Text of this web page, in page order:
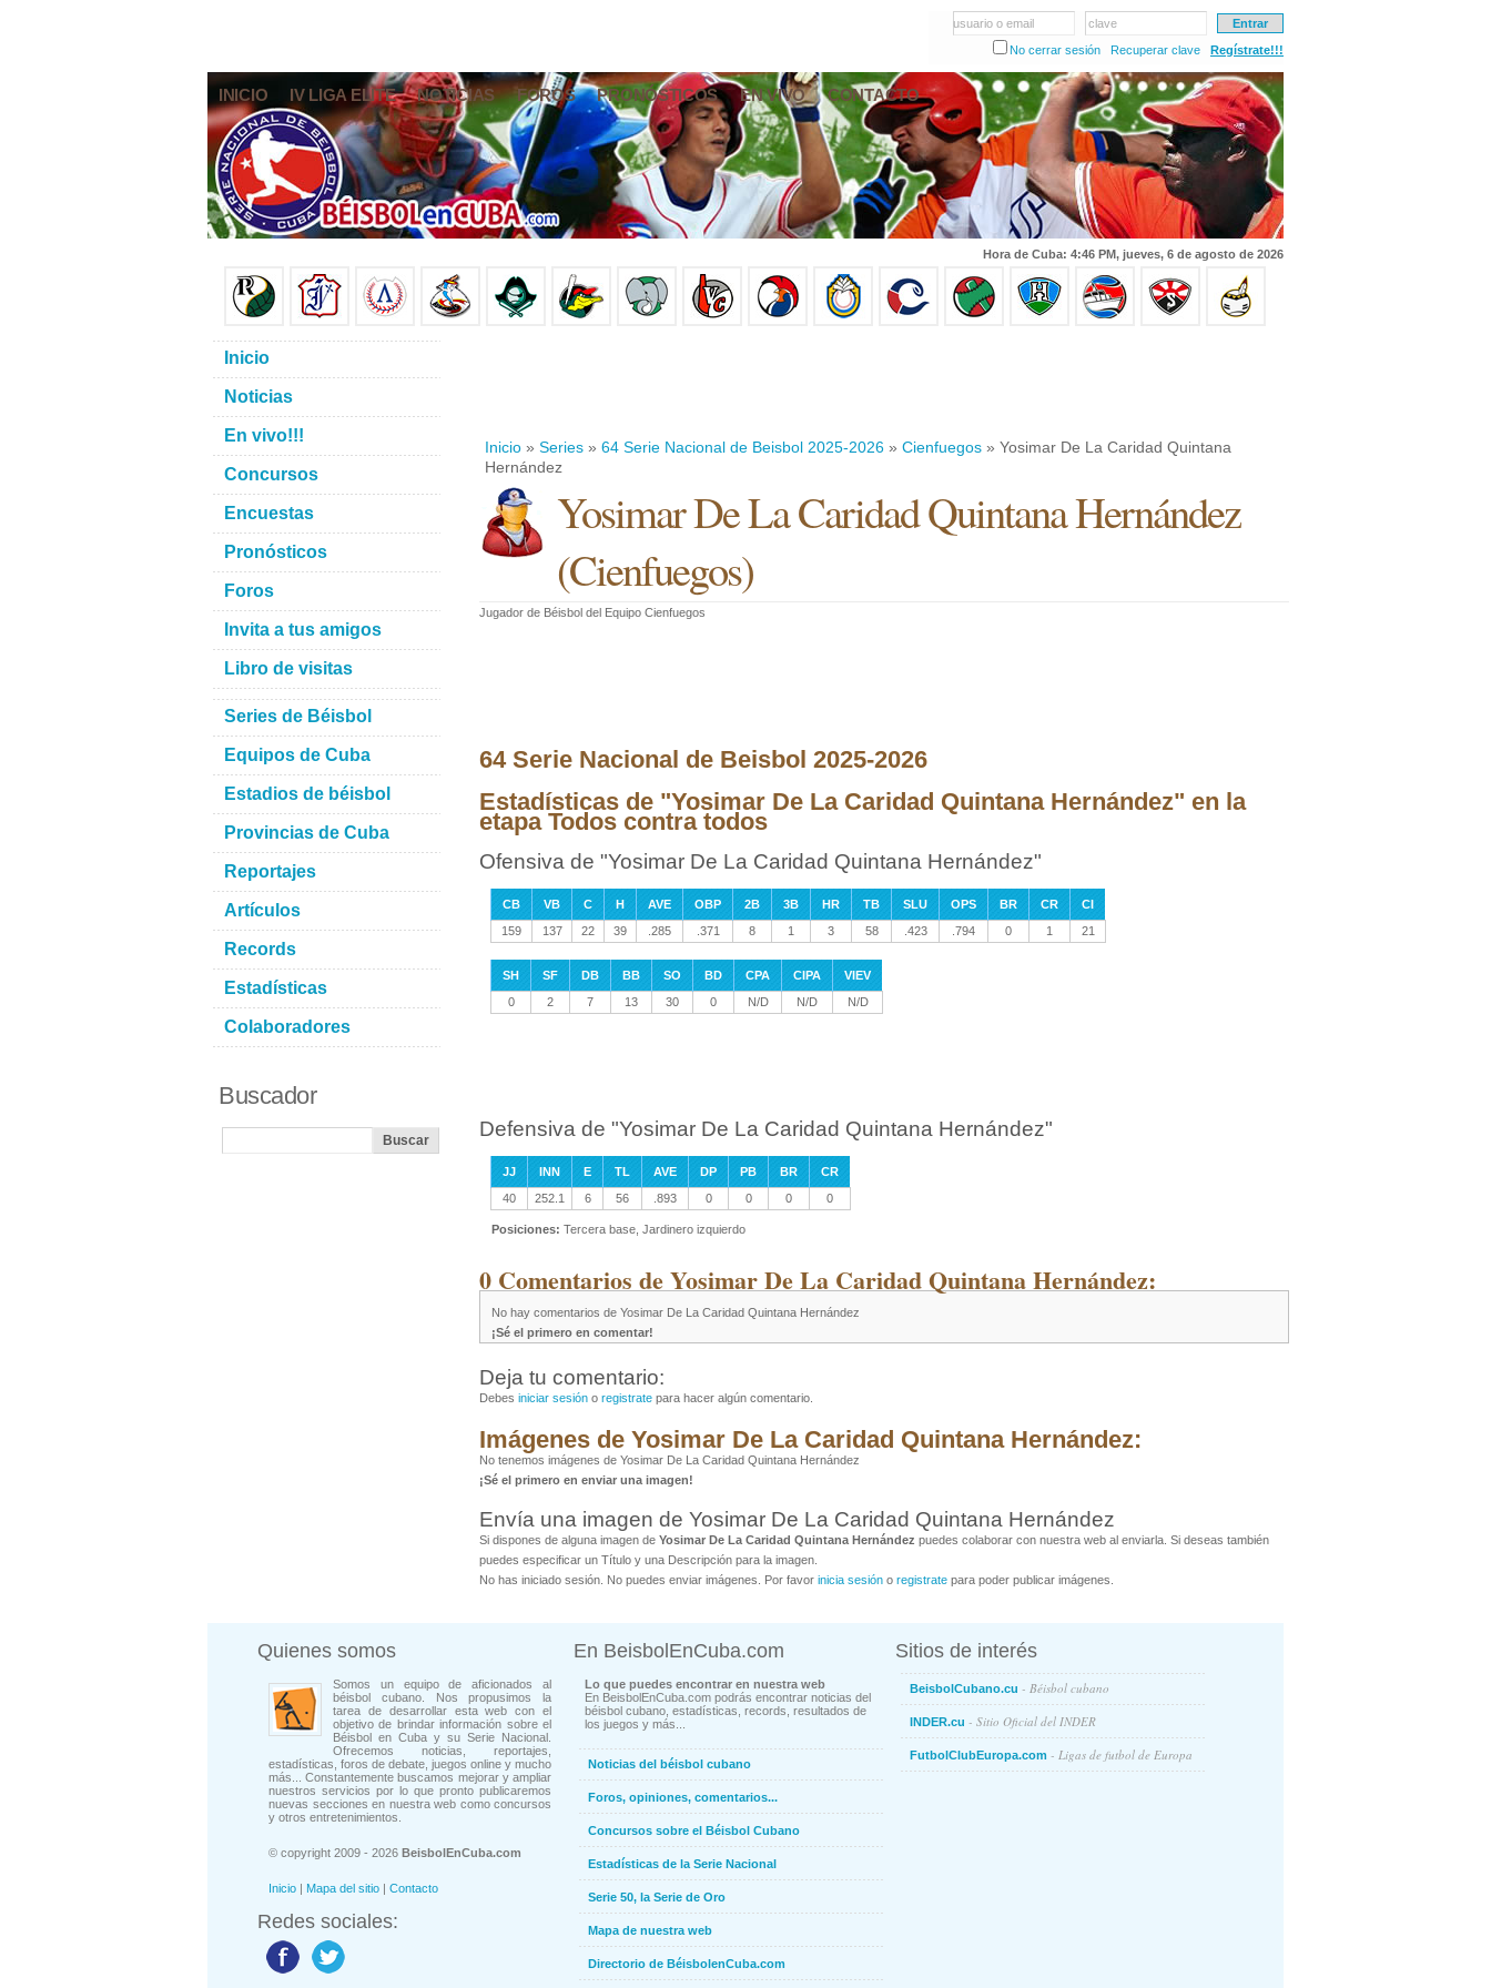
usuario o email
clave
No cerrar sesión
Recuperar clave Regístrate!!!
INICIO IV LIGA ELITE NOTICIAS FOROS PRONÓSTICOS EN VIVO CONTACTO
Hora de Cuba: 4:46 PM, jueves, 6 de agosto de 2026
Inicio » Series » 64 Serie Nacional de Beisbol 2025-2026 » Cienfuegos » Yosimar De La Caridad Quintana
Hernández
Yosimar De La Caridad Quintana Hernández
(Cienfuegos)
Jugador de Béisbol del Equipo Cienfuegos
64 Serie Nacional de Beisbol 2025-2026
Estadísticas de "Yosimar De La Caridad Quintana Hernández" en la
etapa Todos contra todos
Ofensiva de "Yosimar De La Caridad Quintana Hernández"
CB VB C H AVE OBP 2B 3B HR TB SLU OPS BR CR
CI
159
137 22 39 .285 .371 8 1 3 58 .423 .794 0 1 21
SH SF DB BB SO BD CPA CIPA
VIEV
0
2 7 13 30 0 N/D N/D N/D
Defensiva de "Yosimar De La Caridad Quintana Hernández"
JJ INN E TL AVE DP PB BR
CR
40
252.1 6 56 .893 0 0 0 0
Posiciones: Tercera base, Jardinero izquierdo
0 Comentarios de Yosimar De La Caridad Quintana Hernández:
No hay comentarios de Yosimar De La Caridad Quintana Hernández
¡Sé el primero en comentar!
Deja tu comentario:
Debes iniciar sesión o registrate para hacer algún comentario.
Imágenes de Yosimar De La Caridad Quintana Hernández:
No tenemos imágenes de Yosimar De La Caridad Quintana Hernández
¡Sé el primero en enviar una imagen!
Envía una imagen de Yosimar De La Caridad Quintana Hernández
Si dispones de alguna imagen de Yosimar De La Caridad Quintana Hernández puedes colaborar con nuestra web al enviarla. Si deseas también
puedes especificar un Título y una Descripción para la imagen.
No has iniciado sesión. No puedes enviar imágenes. Por favor inicia sesión o registrate para poder publicar imágenes.
Inicio
Noticias
En vivo!!!
Concursos
Encuestas
Pronósticos
Foros
Invita a tus amigos
Libro de visitas
Series de Béisbol
Equipos de Cuba
Estadios de béisbol
Provincias de Cuba
Reportajes
Artículos
Records
Estadísticas
Colaboradores
Buscador
Quienes somos
Somos un equipo de aficionados al
béisbol cubano. Nos propusimos la
tarea de desarrollar esta web con el
objetivo de brindar información sobre el
Béisbol en Cuba y su Serie Nacional.
Ofrecemos noticias, reportajes,
estadísticas, foros de debate, juegos online y mucho
más... Constantemente buscamos mejorar y ampliar
nuestros servicios por lo que pronto publicaremos
nuevas secciones en nuestra web como concursos
y otros entretenimientos.
© copyright 2009 - 2026 BeisbolEnCuba.com
Inicio | Mapa del sitio | Contacto
Redes sociales:
En BeisbolEnCuba.com
Lo que puedes encontrar en nuestra web
En BeisbolEnCuba.com podrás encontrar noticias del
béisbol cubano, estadísticas, records, resultados de
los juegos y más...
Noticias del béisbol cubano
Foros, opiniones, comentarios...
Concursos sobre el Béisbol Cubano
Estadísticas de la Serie Nacional
Serie 50, la Serie de Oro
Mapa de nuestra web
Directorio de BéisbolenCuba.com
Sitios de interés
BeisbolCubano.cu - Béisbol cubano
INDER.cu - Sitio Oficial del INDER
FutbolClubEuropa.com - Ligas de futbol de Europa